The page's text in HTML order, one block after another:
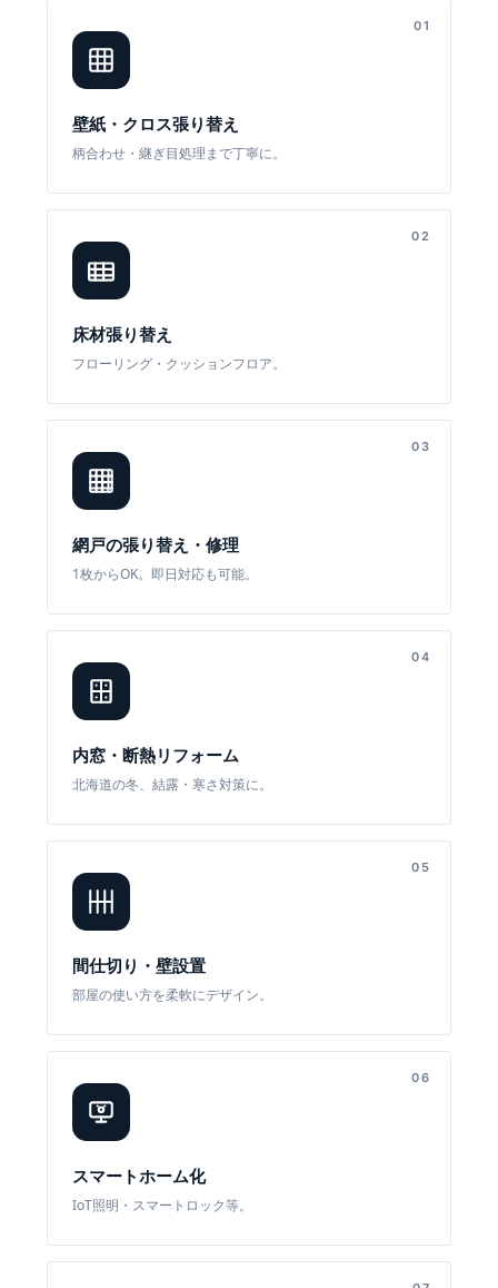
01
壁紙・クロス張り替え
柄合わせ・継ぎ目処理まで丁寧に。
02
床材張り替え
フローリング・クッションフロア。
03
網戸の張り替え・修理
1枚からOK。即日対応も可能。
04
内窓・断熱リフォーム
北海道の冬、結露・寒さ対策に。
05
間仕切り・壁設置
部屋の使い方を柔軟にデザイン。
06
スマートホーム化
IoT照明・スマートロック等。